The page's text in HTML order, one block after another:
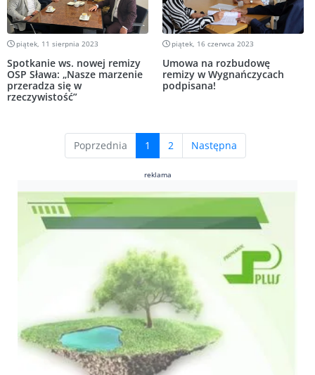
piątek, 11 sierpnia 2023
Spotkanie ws. nowej remizy
OSP Sława: „Nasze marzenie
przeradza się w
rzeczywistość”
piątek, 16 czerwca 2023
Umowa na rozbudowę
remizy w Wygnańczycach
podpisana!
Poprzednia 1 (current)
2 Następna
reklama